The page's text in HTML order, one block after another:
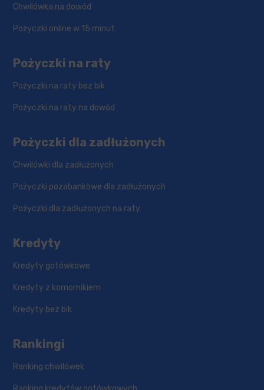
Chwilówka na dowód
Pożyczki online w 15 minut
Pożyczki na raty
Pożyczki na raty bez bik
Pożyczki na raty na dowód
Pożyczki dla zadłużonych
Chwilówki dla zadłużonych
Pożyczki pozabankowe dla zadłużonych
Pożyczki dla zadłużonych na raty
Kredyty
Kredyty gotówkowe
Kredyty z komornikiem
Kredyty bez bik
Rankingi
Ranking chwilówek